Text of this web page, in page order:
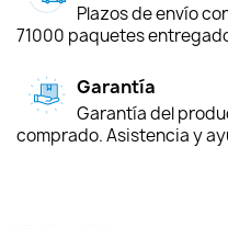
Plazos de envío
71000 paquetes
Garantía
Garantía del
comprado. Asistencia y